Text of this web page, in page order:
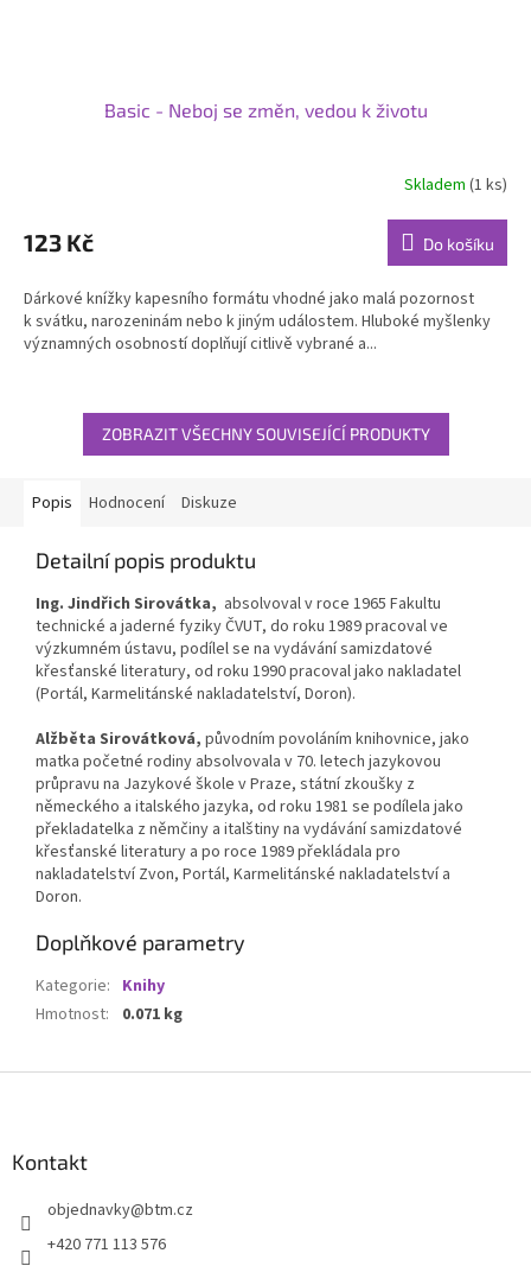
Basic - Neboj se změn, vedou k životu
produktu
je
z
5
hvězdiček.
Skladem(1 ks)
123 Kč Do košíku
Dárkové knížky kapesního formátu vhodné jako malá pozornost
k svátku, narozeninám nebo k jiným událostem. Hluboké myšlenky
významných osobností doplňují citlivě vybrané a...
ZOBRAZIT VŠECHNY SOUVISEJÍCÍ PRODUKTY
Popis Hodnocení Diskuze
Detailní popis produktu
Ing. Jindřich Sirovátka, absolvoval v roce 1965 Fakultu
technické a jaderné fyziky ČVUT, do roku 1989 pracoval ve
výzkumném ústavu, podílel se na vydávání samizdatové
křesťanské literatury, od roku 1990 pracoval jako nakladatel
(Portál, Karmelitánské nakladatelství, Doron).
Alžběta Sirovátková, původním povoláním knihovnice, jako
matka početné rodiny absolvovala v 70. letech jazykovou
průpravu na Jazykové škole v Praze, státní zkoušky z
německého a italského jazyka, od roku 1981 se podílela jako
překladatelka z němčiny a italštiny na vydávání samizdatové
křesťanské literatury a po roce 1989 překládala pro
nakladatelství Zvon, Portál, Karmelitánské nakladatelství a
Doron.
Doplňkové parametry
Kategorie: Knihy
Hmotnost: 0.071 kg
Kontakt
objednavky@btm.cz
+420 771 113 576